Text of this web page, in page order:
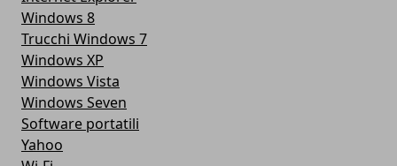
Windows 8
Trucchi Windows 7
Windows XP
Windows Vista
Windows Seven
Software portatili
Yahoo